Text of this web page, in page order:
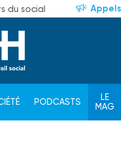
du social
PODCASTS
LE
MAG